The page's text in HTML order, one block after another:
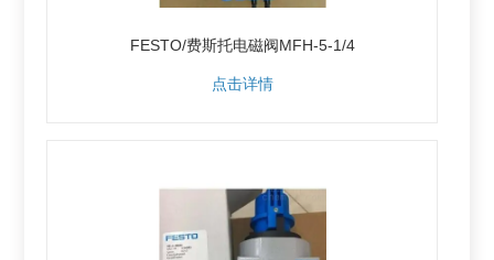
FESTO/费斯托电磁阀MFH-5-1/4
点击详情